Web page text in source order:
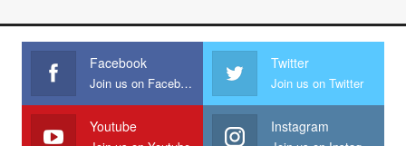
Facebook
Join us on Facebook
Twitter
Join us on Twitter
Youtube Instagram